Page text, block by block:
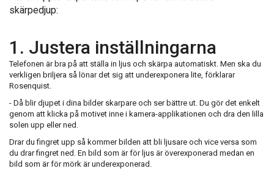
skärpedjup:
1. Justera inställningarna
Telefonen är bra på att ställa in ljus och skärpa automatiskt. Men ska du
verkligen briljera så lönar det sig att underexponera lite, förklarar
Rosenquist.
- Då blir djupet i dina bilder skarpare och ser bättre ut. Du gör det enkelt
genom att klicka på motivet inne i kamera-applikationen och dra den lilla
solen upp eller ned.
Drar du fingret upp så kommer bilden att bli ljusare och vice versa som
du drar fingret ned. En bild som är för ljus är överexponerad medan en
bild som är för mörk är underexponerad.